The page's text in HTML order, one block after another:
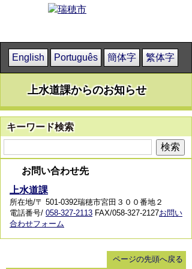
English Português 簡体字 繁体字
上水道課からのお知らせ
キーワード検索
お問い合わせ先
上水道課
所在地/〒 501-0392瑞穂市宮田３００番地２
電話番号/ 058-327-2113 FAX/058-327-2127お問い
合わせフォーム
ページの先頭へ戻る